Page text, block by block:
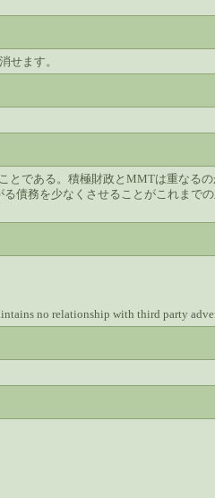
せます。
である。積極財政とMMTは重なる
債務を少なくさせることがこれまで
no relationship with third party